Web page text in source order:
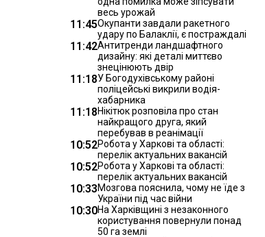
весь урожай
11:45Окупанти завдали ракетного
удару по Балаклії, є постраждалі
11:42Антитренди ландшафтного
дизайну: які деталі миттєво
знецінюють двір
11:18У Богодухівському районі
поліцейські викрили водія-
хабарника
11:18Нікітюк розповіла про стан
найкращого друга, який
перебував в реанімації
10:52Робота у Харкові та області:
перелік актуальних вакансій
10:52Робота у Харкові та області:
перелік актуальних вакансій
10:33Мозгова пояснила, чому не їде з
України під час війни
10:30На Харківщині з незаконного
користування повернули понад
50 га землі